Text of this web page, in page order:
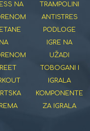
NA
NA
TRAMPOLINI
ANTISTRES
PODLOGE
IGRE NA
UŽADI
TOBOGANI I
IGRALA
KOMPONENTE
ZA IGRALA